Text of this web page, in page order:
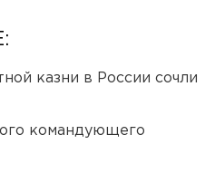
казни в России сочли
командующего